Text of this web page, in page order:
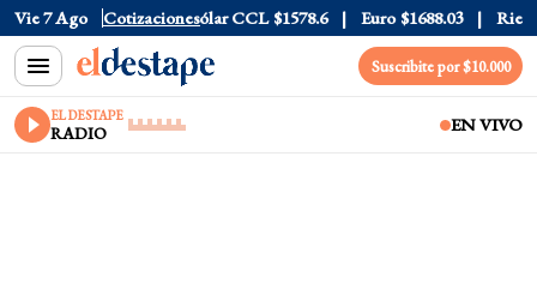
Vie 7 Ago Cotizaciones
Blue $1525 Dólar CCL $1578.6 Euro $1688.03 Riesgo
Suscribite por $10.000
EL DESTAPE
RADIO EN VIVO